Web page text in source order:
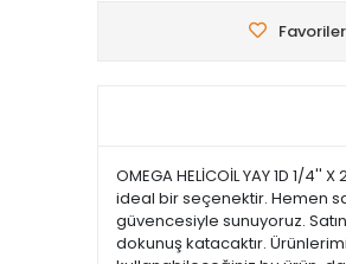
OMEGA HELİCOİL YAY 1D
ideal bir seçenektir. Hemen
güvencesiyle sunuyoruz.
dokunuş katacaktır.